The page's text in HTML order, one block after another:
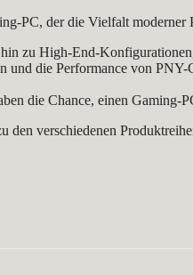
PC, der die Vielfalt
zu High-End-
und die Performance von
die Chance, einen Gaming-
den verschiedenen